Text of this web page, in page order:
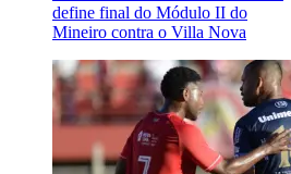
define final do Módulo II do
Mineiro contra o Villa Nova